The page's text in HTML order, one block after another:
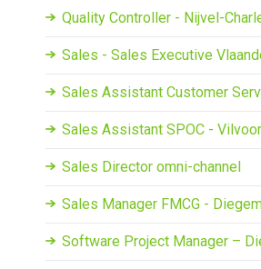
Quality Controller - Nijvel-
Sales - Sales Executive
Sales Assistant Customer
Sales Assistant SPOC -
Sales Director omni-channel
Sales Manager FMCG -
Software Project Manager –